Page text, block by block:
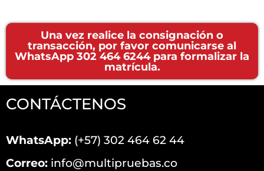
Una vez realice la consignación o
transacción, por favor comunicarse al
WhatsApp 302 464 6244 para formalizar la
matrícula.
CONTÁCTENOS
WhatsApp: (+57) 302 464 62 44
Correo: info@multipruebas.co